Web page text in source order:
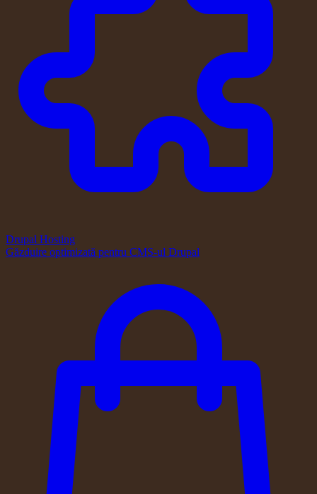
Drupal Hosting
Găzduire optimizată pentru CMS-ul Drupal